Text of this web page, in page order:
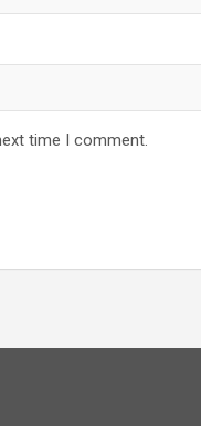
time I comment.